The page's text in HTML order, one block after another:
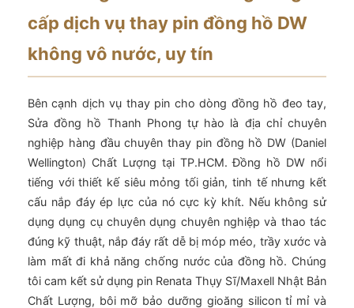
cấp dịch vụ thay pin đồng hồ DW
không vô nước, uy tín
Bên cạnh dịch vụ thay pin cho dòng đồng hồ đeo tay,
Sửa đồng hồ Thanh Phong tự hào là địa chỉ chuyên
nghiệp hàng đầu chuyên thay pin đồng hồ DW (Daniel
Wellington) Chất Lượng tại TP.HCM. Đồng hồ DW nổi
tiếng với thiết kế siêu mỏng tối giản, tinh tế nhưng kết
cấu nắp đáy ép lực của nó cực kỳ khít. Nếu không sử
dụng dụng cụ chuyên dụng chuyên nghiệp và thao tác
đúng kỹ thuật, nắp đáy rất dễ bị móp méo, trầy xước và
làm mất đi khả năng chống nước của đồng hồ. Chúng
tôi cam kết sử dụng pin Renata Thụy Sĩ/Maxell Nhật Bản
Chất Lượng, bôi mỡ bảo dưỡng gioăng silicon tỉ mỉ và